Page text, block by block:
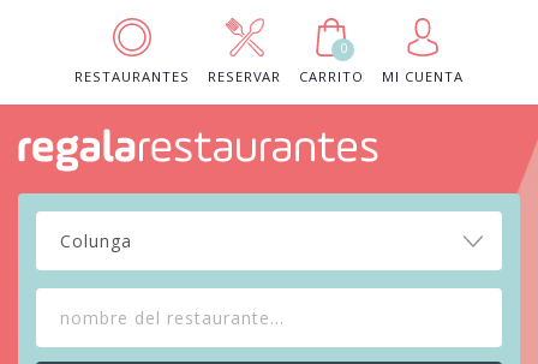
RESTAURANTES RESERVAR
0
CARRITO
MI CUENTA
Colunga